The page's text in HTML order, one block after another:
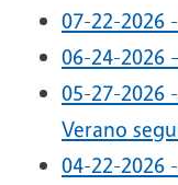
07-22-2026
06-24-2026
05-27-2026 -
Verano
04-22-2026